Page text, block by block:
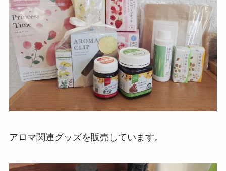
アロマ関連グッズを販売しています。